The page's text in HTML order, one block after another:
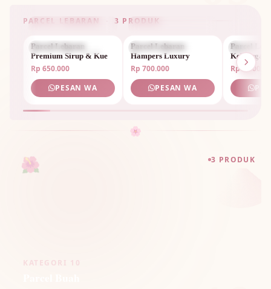
PARCEL LEBARAN · 3 PRODUK
PARCEL LEBARAN
Parcel Lebaran
Premium Sirup & Kue
Rp 650.000
PESAN WA
PARCEL LEBARAN
Parcel Lebaran
Hampers Luxury
Rp 700.000
PESAN WA
PARCEL
Parcel
Keluarga
Rp
🌸
3 PRODUK
🌺
KATEGORI 10